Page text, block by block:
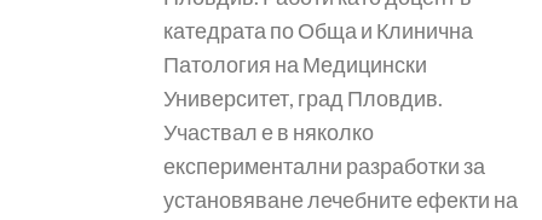
катедрата по Обща и Клинична
Патология на Медицински
Университет, град Пловдив.
Участвал е в няколко
експериментални разработки за
установяване лечебните ефекти на